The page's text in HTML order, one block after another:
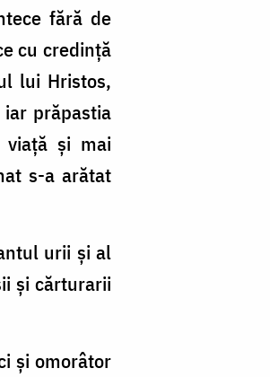
fără de
cu credinţă
lui Hristos,
prăpastia
şi mai
s-a arătat
urii şi al
şi cărturarii
şi omorâtor